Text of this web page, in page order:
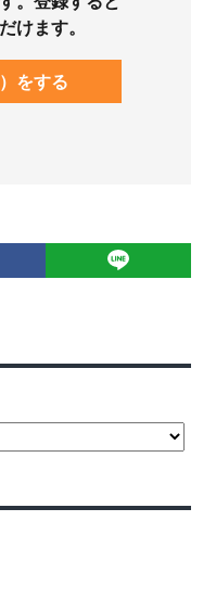
けます。
をする